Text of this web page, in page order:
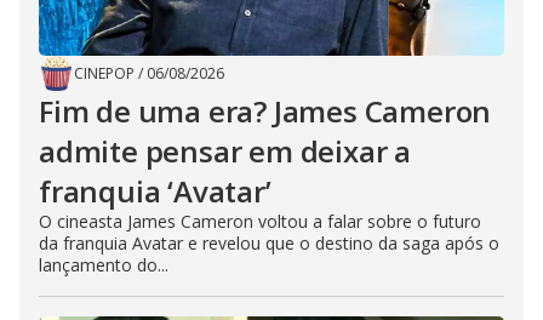
CINEPOP / 06/08/2026
Fim de uma era? James Cameron
admite pensar em deixar a
franquia ‘Avatar’
O cineasta James Cameron voltou a falar sobre o futuro
da franquia Avatar e revelou que o destino da saga após o
lançamento do...